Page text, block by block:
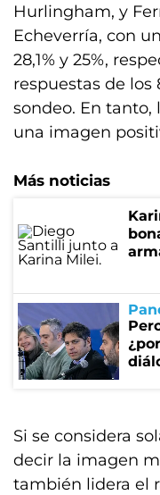
Hurlingham, y
Echeverría, con
28,1% y 25%,
respuestas de los
sondeo. En
una imagen
Más noticias
Si se considera
decir la imagen
también lidera el